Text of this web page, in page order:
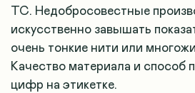
TC. Недобросовестные
искусственно завышать
очень тонкие нити или
Качество материала и способ
цифр на этикетке.